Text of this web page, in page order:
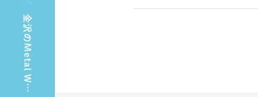
金沢のMetal W…